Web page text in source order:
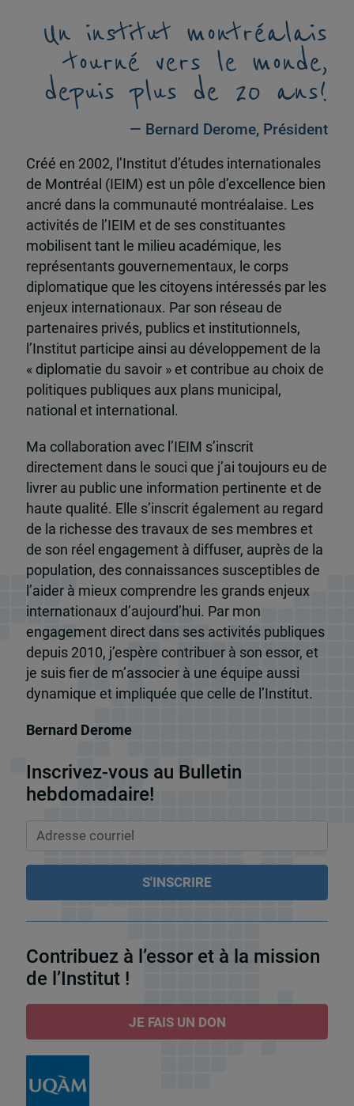
Un institut montréalais
tourné vers le monde,
depuis plus de 20 ans!
— Bernard Derome, Président
Créé en 2002, l’Institut d’études internationales
de Montréal (IEIM) est un pôle d’excellence bien
ancré dans la communauté montréalaise. Les
activités de l’IEIM et de ses constituantes
mobilisent tant le milieu académique, les
représentants gouvernementaux, le corps
diplomatique que les citoyens intéressés par les
enjeux internationaux. Par son réseau de
partenaires privés, publics et institutionnels,
l’Institut participe ainsi au développement de la
« diplomatie du savoir » et contribue au choix de
politiques publiques aux plans municipal,
national et international.
Ma collaboration avec l’IEIM s’inscrit
directement dans le souci que j’ai toujours eu de
livrer au public une information pertinente et de
haute qualité. Elle s’inscrit également au regard
de la richesse des travaux de ses membres et
de son réel engagement à diffuser, auprès de la
population, des connaissances susceptibles de
l’aider à mieux comprendre les grands enjeux
internationaux d’aujourd’hui. Par mon
engagement direct dans ses activités publiques
depuis 2010, j’espère contribuer à son essor, et
je suis fier de m’associer à une équipe aussi
dynamique et impliquée que celle de l’Institut.
Bernard Derome
Inscrivez-vous au Bulletin
hebdomadaire!
Contribuez à l’essor et à la mission
de l’Institut !
JE FAIS UN DON